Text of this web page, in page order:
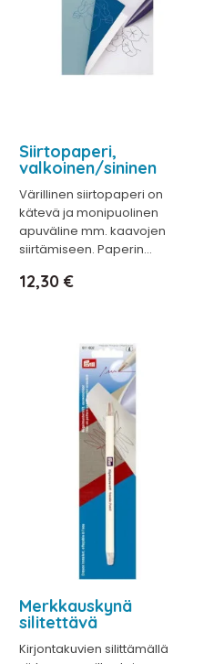
Siirtopaperi,
valkoinen/sininen
Värillinen siirtopaperi on
kätevä ja monipuolinen
apuväline mm. kaavojen
siirtämiseen. Paperin...
Hinta
12,30 €
Merkkauskynä
silitettävä
Kirjontakuvien silittämällä